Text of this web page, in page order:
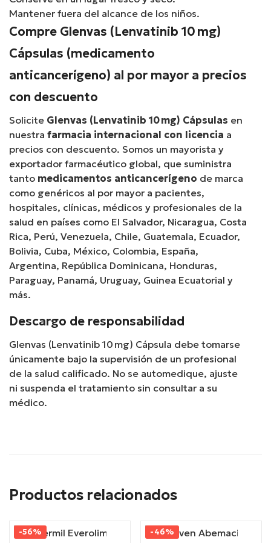
Mantener fuera del alcance de los niños.
Compre Glenvas (Lenvatinib 10 mg)
Cápsulas (medicamento
anticancerígeno) al por mayor a precios
con descuento
Solicite Glenvas (Lenvatinib 10 mg) Cápsulas en
nuestra farmacia internacional con licencia a
precios con descuento. Somos un mayorista y
exportador farmacéutico global, que suministra
tanto medicamentos anticancerígeno de marca
como genéricos al por mayor a pacientes,
hospitales, clínicas, médicos y profesionales de la
salud en países como El Salvador, Nicaragua, Costa
Rica, Perú, Venezuela, Chile, Guatemala, Ecuador,
Bolivia, Cuba, México, Colombia, España,
Argentina, República Dominicana, Honduras,
Paraguay, Panamá, Uruguay, Guinea Ecuatorial y
más.
Descargo de responsabilidad
Glenvas (Lenvatinib 10 mg) Cápsula debe tomarse
únicamente bajo la supervisión de un profesional
de la salud calificado. No se automedique, ajuste
ni suspenda el tratamiento sin consultar a su
médico.
Productos relacionados
-56% -46%